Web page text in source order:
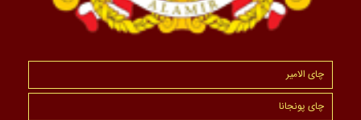
چای الامیر
چای پونجانا